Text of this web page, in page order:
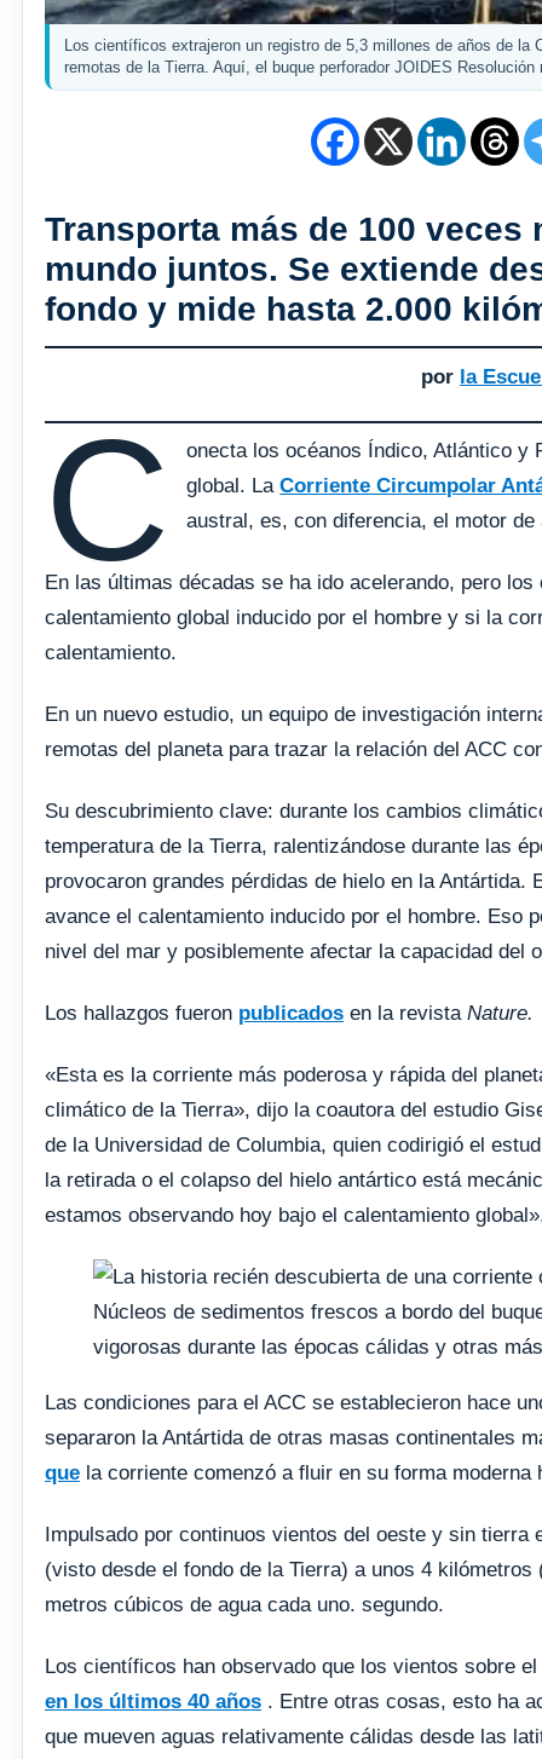
Los científicos extrajeron un registro de 5,3 millones de años de
remotas de la Tierra. Aquí, el buque perforador JOIDES
Transporta más de 100
mundo juntos. Se extiende
fondo y mide hasta 2.000
por la
C
onecta los océanos Índico, Atlántico y
global. LaCorriente Circumpolar
austral, es, con diferencia, el motor
En las últimas décadas se ha ido acelerando, pero
calentamiento global inducido por el hombre y si la
calentamiento.
En un nuevo estudio, un equipo de investigación
remotas del planeta para trazar la relación del ACC
Su descubrimiento clave: durante los cambios
temperatura de la Tierra, ralentizándose durante las
provocaron grandes pérdidas de hielo en la
avance el calentamiento inducido por el hombre. Eso
nivel del mar y posiblemente afectar la capacidad del
Los hallazgos fueron publicados en la revista Nature.
«Esta es la corriente más poderosa y rápida del
climático de la Tierra», dijo la coautora del estudio
de la Universidad de Columbia, quien codirigió el
la retirada o el colapso del hielo antártico está
estamos observando hoy bajo el calentamiento
Núcleos de sedimentos frescos a bordo del
vigorosas durante las épocas cálidas y otras
Las condiciones para el ACC se establecieron hace
separaron la Antártida de otras masas continentales
que la corriente comenzó a fluir en su forma
Impulsado por continuos vientos del oeste y sin
(visto desde el fondo de la Tierra) a unos 4
metros cúbicos de agua cada uno. segundo.
Los científicos han observado que los vientos sobre
en los últimos 40 años . Entre otras cosas, esto ha
que mueven aguas relativamente cálidas desde las